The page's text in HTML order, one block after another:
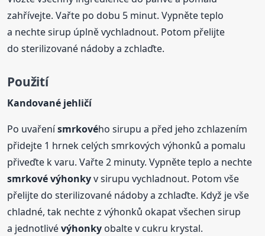
zahřívejte. Vařte po dobu 5 minut. Vypněte teplo
a nechte sirup úplně vychladnout. Potom přelijte
do sterilizované nádoby a zchlaďte.
Použití
Kandované jehličí
Po uvařenísmrkového sirupu a před jeho zchlazením
přidejte 1 hrnek celých smrkových výhonků a pomalu
přiveďte k varu. Vařte 2 minuty. Vypněte teplo a nechte
smrkové výhonkyv sirupu vychladnout. Potom vše
přelijte do sterilizované nádoby a zchlaďte. Když je vše
chladné, tak nechte z výhonků okapat všechen sirup
a jednotlivévýhonky obalte v cukru krystal.